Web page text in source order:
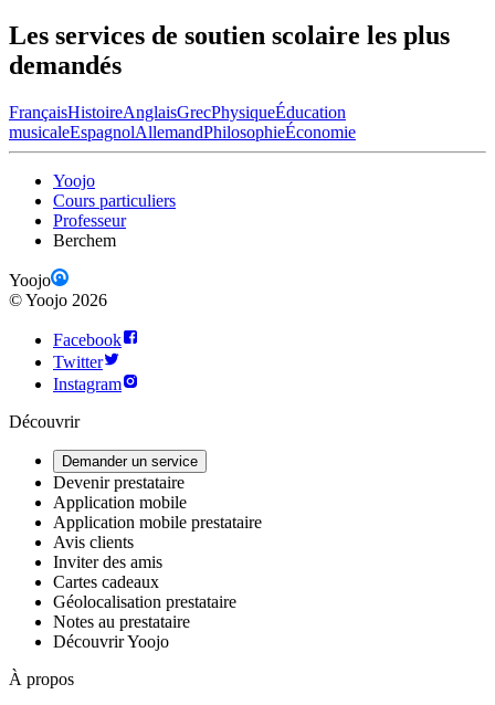
Les services de soutien scolaire les plus
demandés
FrançaisHistoireAnglaisGrecPhysiqueÉducation
musicaleEspagnolAllemandPhilosophieÉconomie
Yoojo
Cours particuliers
Professeur
Berchem
Yoojo
©Yoojo 2026
Facebook
Twitter
Instagram
Découvrir
Demander un service
Devenir prestataire
Application mobile
Application mobile prestataire
Avis clients
Inviter des amis
Cartes cadeaux
Géolocalisation prestataire
Notes au prestataire
Découvrir Yoojo
À propos